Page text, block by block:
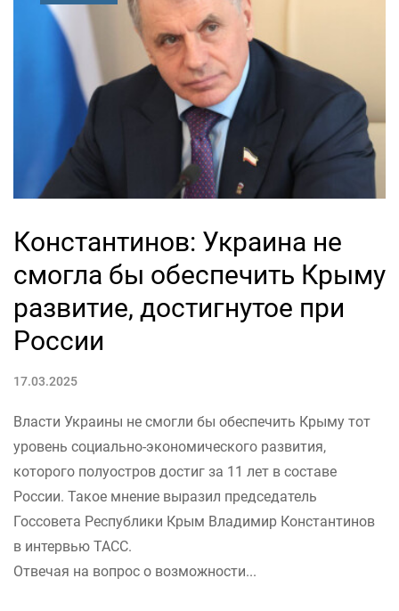
Константинов: Украина не
смогла бы обеспечить Крыму
развитие, достигнутое при
России
17.03.2025
Власти Украины не смогли бы обеспечить Крыму тот
уровень социально-экономического развития,
которого полуостров достиг за 11 лет в составе
России. Такое мнение выразил председатель
Госсовета Республики Крым Владимир Константинов
в интервью ТАСС.
Отвечая на вопрос о возможности...